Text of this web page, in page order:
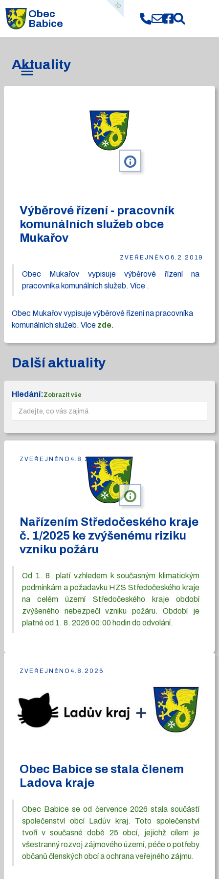
Obec
Babice
10
Aktuality
info
Výběrové řízení - pracovník
komunálních služeb obce
Mukařov
ZVEŘEJNĚNO 6.2.2019
Obec Mukařov vypisuje výběrové řízení na
pracovníka komunálních služeb. Více .
Obec Mukařov vypisuje výběrové řízení na pracovníka
komunálních služeb. Více zde.
Další aktuality
Hledání:Zobrazit vše
info
Nařízením Středočeského kraje
č. 1/2025 ke zvýšenému riziku
vzniku požáru
Od 1. 8. platí vzhledem k současným klimatickým
podmínkám a požadavku HZS Středočeského kraje
na celém území Středočeského kraje období
zvýšeného nebezpečí vzniku požáru. Období je
platné od 1. 8. 2026 00:00 hodin do odvolání.
ZVEŘEJNĚNO 4.8.2026
Obec Babice se stala členem
Ladova kraje
Obec Babice se od července 2026 stala součástí
společenství obcí Ladův kraj. Toto společenství
tvoří v současné době 25 obcí, jejichž cílem je
všestranný rozvoj zájmového území, péče o potřeby
občanů členských obcí a ochrana veřejného zájmu.
ZVEŘEJNĚNO 4.8.2026